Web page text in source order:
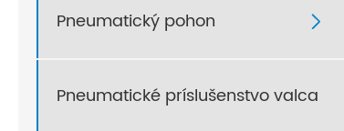
Pneumatický pohon 
Pneumatické príslušenstvo valca